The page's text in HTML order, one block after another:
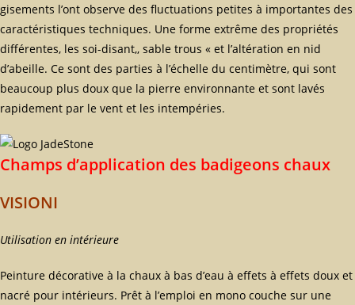
gisements l’ont observe des fluctuations petites à importantes des
caractéristiques techniques. Une forme extrême des propriétés
différentes, les soi-disant,, sable trous « et l’altération en nid
d’abeille. Ce sont des parties à l’échelle du centimètre, qui sont
beaucoup plus doux que la pierre environnante et sont lavés
rapidement par le vent et les intempéries.
Champs d’application des badigeons chaux
VISIONI
Utilisation en intérieure
Peinture décorative à la chaux à bas d’eau à effets à effets doux et
nacré pour intérieurs. Prêt à l’emploi en mono couche sur une